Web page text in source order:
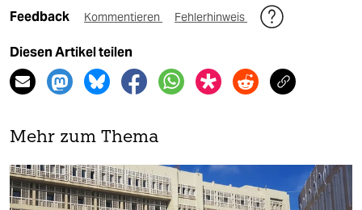
Feedback Kommentieren Fehlerhinweis
Diesen Artikel teilen
Mehr zum Thema